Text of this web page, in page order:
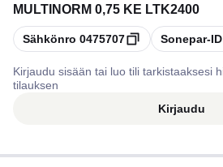
MULTINORM 0,75 KE LTK2400
Kopioi
Sähkönro 0475707 Kopioi
Sonepar-ID
Kirjaudu sisään tai luo tili tarkistaaksesi
tilauksen
Kirjaudu